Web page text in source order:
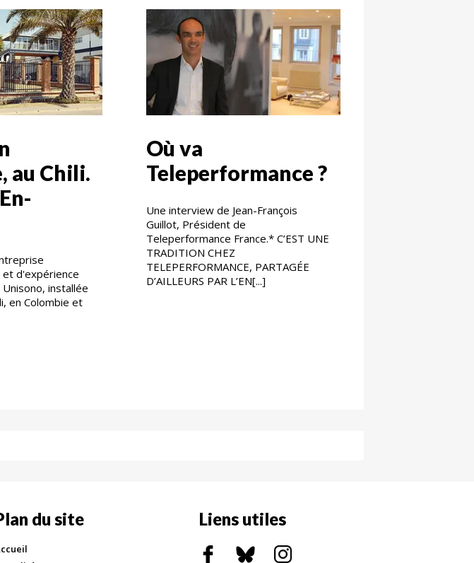
au Chili.
d'expérience
installée
en Colombie et
Où va
Teleperformance ?
Une interview de Jean-François
Guillot, Président de
Teleperformance France.* C’EST UNE
TRADITION CHEZ
TELEPERFORMANCE, PARTAGÉE
D’AILLEURS PAR L’EN[...]
du site Liens utiles